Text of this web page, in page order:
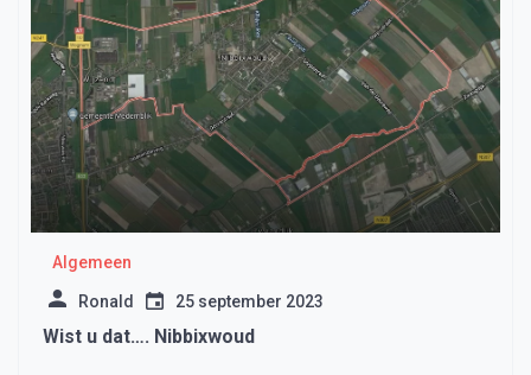
Algemeen
Ronald 25 september 2023
Wist u dat…. Nibbixwoud